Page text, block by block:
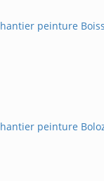
peinture
peinture